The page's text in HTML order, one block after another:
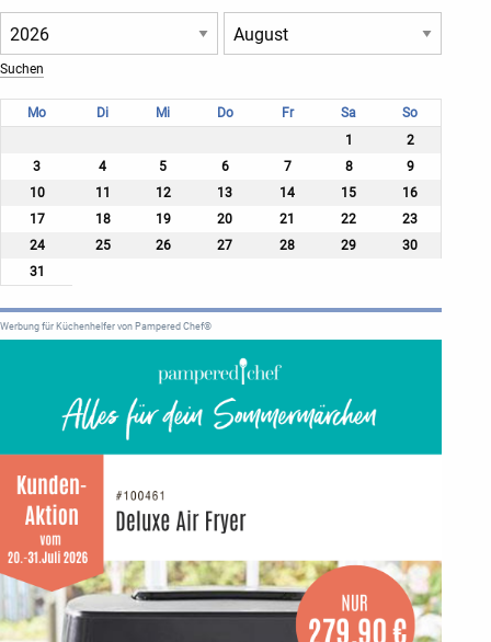
Mo Di Mi Do Fr Sa
So
1
2
3
4 5 6 7 8
9
10
11 12 13 14 15
16
17
18 19 20 21 22
23
24
25 26 27 28 29
30
31
Werbung für Küchenhelfer von Pampered Chef®